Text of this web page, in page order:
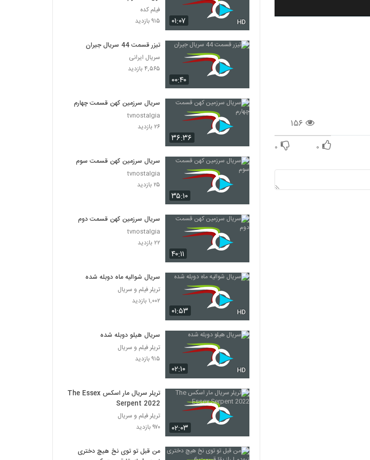
۱۵۶
۰ ۰
۰۱:۰۷ HD
فیلم کده
۹۱۵ بازدید
۰۰:۴۰
تیزر قسمت 44 سریال جیران
سریال ایرانی
۴,۵۶۵ بازدید
۳۶:۳۶
سریال سرزمین کهن قسمت چهارم
tvnostalgia
۲۶ بازدید
۳۵:۱۰
سریال سرزمین کهن قسمت سوم
tvnostalgia
۲۵ بازدید
۴۰:۱۱
سریال سرزمین کهن قسمت دوم
tvnostalgia
۲۲ بازدید
۰۱:۵۳ HD
سریال شوالیه ماه دوبله شده
تریلر فیلم و سریال
۱,۰۰۲ بازدید
۰۲:۱۰ HD
سریال هیلو دوبله شده
تریلر فیلم و سریال
۹۱۵ بازدید
۰۲:۰۳
تریلر سریال مار اسکس The Essex
Serpent 2022
تریلر فیلم و سریال
۹۷۰ بازدید
من قبل تو توی نخ هیچ دختری